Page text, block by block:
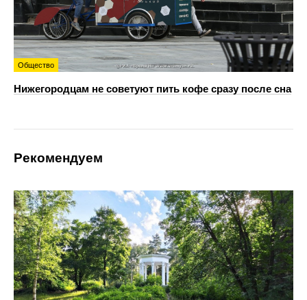
Общество
Нижегородцам не советуют пить кофе сразу после сна
Рекомендуем